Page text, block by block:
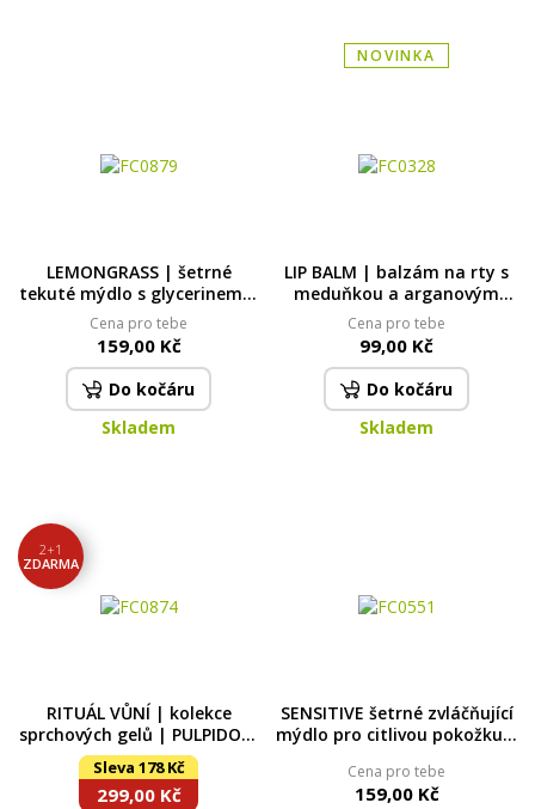
LEMONGRASS | šetrné
tekuté mýdlo s glycerinem &
Aloe vera | 320 ml
Cena pro tebe
159,00 Kč
Do kočáru
Skladem
NOVINKA
LIP BALM | balzám na rty s
meduňkou a arganovým
olejem| přírodní péče
rostlinných olejů | 4,2 g
Cena pro tebe
99,00 Kč
Do kočáru
Skladem
2+1
ZDARMA
RITUÁL VŮNÍ | kolekce
sprchových gelů | PULPIDOO,
FLEUR DE VANILLE &
PRINCESS | 2+1
Sleva 178 Kč
299,00 Kč
SENSITIVE šetrné zvláčňující
mýdlo pro citlivou pokožku |
Cena pro tebe
159,00 Kč